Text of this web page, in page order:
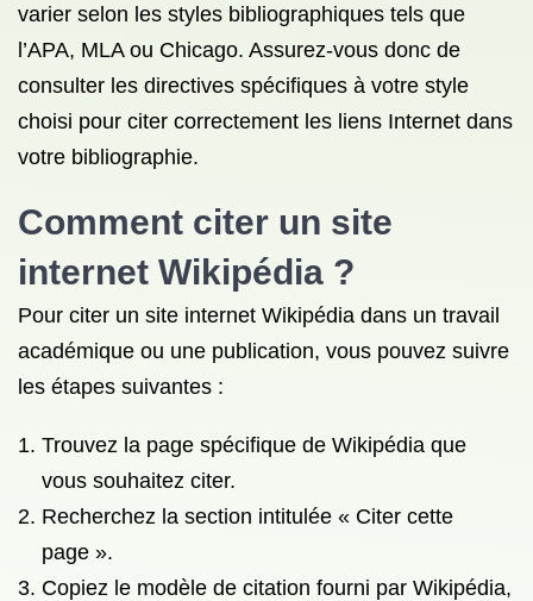
varier selon les styles bibliographiques tels que
l’APA, MLA ou Chicago. Assurez-vous donc de
consulter les directives spécifiques à votre style
choisi pour citer correctement les liens Internet dans
votre bibliographie.
Comment citer un site
internet Wikipédia ?
Pour citer un site internet Wikipédia dans un travail
académique ou une publication, vous pouvez suivre
les étapes suivantes :
Trouvez la page spécifique de Wikipédia que
vous souhaitez citer.
Recherchez la section intitulée « Citer cette
page ».
Copiez le modèle de citation fourni par Wikipédia,